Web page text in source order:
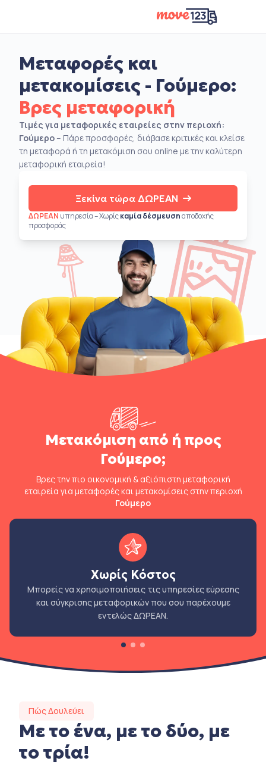
Μεταφορές και
μετακομίσεις - Γούμερο:
Βρες μεταφορική
Τιμές για μεταφορικές εταιρείες στην περιοχή:
Γούμερο – Πάρε προσφορές, διάβασε κριτικές και κλείσε
τη μεταφορά ή τη μετακόμιση σου online με την καλύτερη
μεταφορική εταιρεία!
Ξεκίνα τώρα ΔΩΡΕΑΝ
ΔΩΡΕΑΝ υπηρεσία – Χωρίςκαμία δέσμευσηαποδοχής
προσφοράς
Μετακόμιση από ή προς
Γούμερο;
Βρες την πιο οικονομική & αξιόπιστη μεταφορική
εταιρεία για μεταφορές και μετακομίσεις στην περιοχή
Γούμερο
Χωρίς Κόστος
Μπορείς να χρησιμοποιήσεις τις υπηρεσίες εύρεσης
και σύγκρισης μεταφορικών που σου παρέχουμε
εντελώς ΔΩΡΕΑΝ.
Πώς Δουλεύει
Με το ένα, με το δύο, με
το τρία!